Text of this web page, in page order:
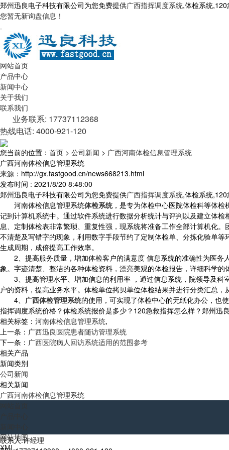
郑州迅良电子科技有限公司为您免费提供广西指挥调度系统,体检系统,120
您暂无新询盘信息！
网站首页
产品中心
新闻中心
关于我们
联系我们
业务联系: 17737112368
热线电话: 4000-921-120
您当前的位置： 首页 > 公司新闻 > 广西河南体检信息管理系统
广西河南体检信息管理系统
来源：http://gx.fastgood.cn/news668213.html
发布时间 : 2021/8/20 8:48:00
郑州迅良电子科技有限公司为您免费提供广西指挥调度系统,体检系统,120
河南体检信息管理系统体检系统，是专为体检中心医院体检科等体
记到计算机系统中。通过软件系统进行数据分析统计与评判以及建立体
息、定制体检表非常繁琐、重复性强，现系统将准备工作全部计算机化
不清楚及写错字的现象，利用数字手段节约了定制体检单、分拣化验单
生成周期，成倍提高工作效率。
2、提高服务质量，增加体检客户的满意度 信息系统的准确性为医务
象。字迹清楚、整洁的各种体检资料，漂亮美观的体检报告，详细科学
3、提高管理水平、增加信息的利用率 ，通过信息系统，院领导及科
户的资料，提高业务水平。体检单位拷贝单位体检结果并进行分类汇总
4、 广西体检管理系统的使用，可实现了体检中心的无纸化办公，也
指挥调度系统价格？体检系统报价是多少？120急救指挥怎么样？郑州
相关标签： 河南体检信息管理系统,
上一条： 广西迅良医院患者随访管理系统
下一条： 广西医院病人回访系统适用的范围参考
相关产品
新闻类别
公司新闻
相关新闻
广西河南体检信息管理系统
网站地图
XML
联系人:许经理